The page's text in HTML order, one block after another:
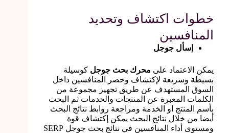
خطوات اكتشاف وتحديد
المنافسين
إسأل جوجل
يمكن الاعتماد على محرك بحث جوجل كوسيلة
بسيطة وسريعة لإكتشاف وحصر المنافسين داخل
السوق المستهدف عن طريق تجهيز مجموعة من
الكلمات المعبرة عن المنتجات والخدمات ثم البحث
بأسم المنتج او الخدمة ومراجعة روابط نتائج البحث
أيضا من خلال نتائج البحث يمكن إكتشاف قوة
ومستوى أداء المنافسين في نتائج بحث جوجل SERP